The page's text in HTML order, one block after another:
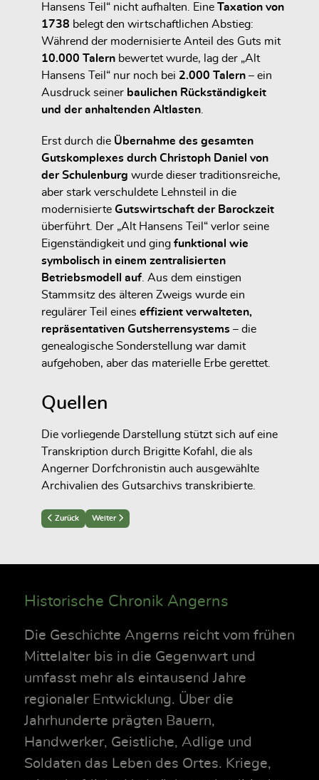
Hansens Teil“ nicht aufhalten. Eine Taxation von
1738 belegt den wirtschaftlichen Abstieg:
Während der modernisierte Anteil des Guts mit
10.000 Talern bewertet wurde, lag der „Alt
Hansens Teil“ nur noch bei 2.000 Talern – ein
Ausdruck seiner baulichen Rückständigkeit
und der anhaltenden Altlasten
Erst durch die Übernahme des gesamten
Gutskomplexes durch Christoph Daniel von
der Schulenburg wurde dieser traditionsreiche,
aber stark verschuldete Lehnsteil in die
modernisierte Gutswirtschaft der Barockzeit
überführt. Der „Alt Hansens Teil“ verlor seine
Eigenständigkeit und ging funktional wie
symbolisch in einem zentralisierten
Betriebsmodell auf. Aus dem einstigen
Stammsitz des älteren Zweigs wurde ein
regulärer Teil eines effizient verwalteten,
repräsentativen Gutsherrensystems – die
genealogische Sonderstellung war damit
aufgehoben, aber das materielle Erbe gerettet.
Quellen
Die vorliegende Darstellung stützt sich auf eine
Transkription durch Brigitte Kofahl, die als
Angerner Dorfchronistin auch ausgewählte
Archivalien des Gutsarchivs transkribierte.
Previous article: Konflikte, Jurisdiktion und Konsolidierung (1735)
Zurück Next article: Der Kaufvertrag des Ritterguts Angern-Vergunst
Weiter
Historische Chronik Angerns
Die Geschichte Angerns reicht vom frühen
Mittelalter bis in die Gegenwart und
umfasst mehr als eintausend Jahre
regionaler Entwicklung. Über die
Jahrhunderte prägten Bauern,
Handwerker, Geistliche, Adlige und
Soldaten das Leben des Ortes. Kriege,